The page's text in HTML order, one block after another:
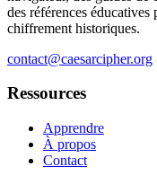
des références éducatives
chiffrement historiques.
contact@caesarcipher.org
Ressources
Apprendre
À propos
Contact